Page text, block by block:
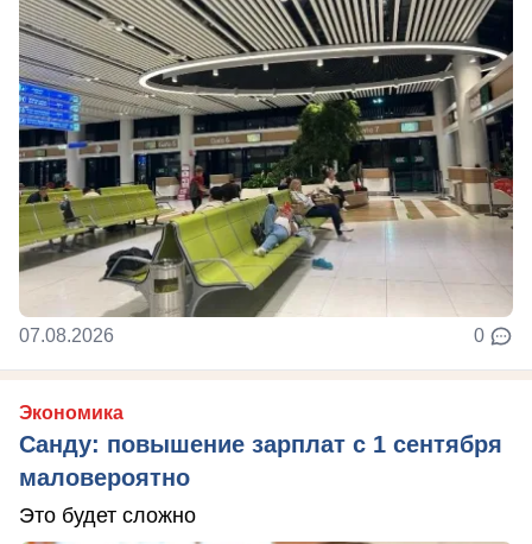
07.08.2026 0
Экономика
Санду: повышение зарплат с 1 сентября
маловероятно
Это будет сложно